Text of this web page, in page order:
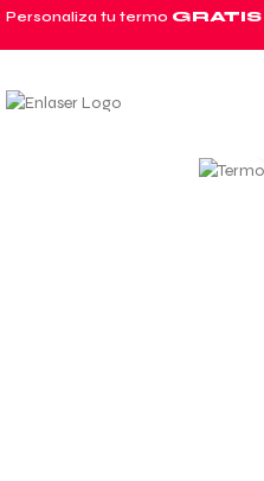
Personaliza tu termo GRATIS